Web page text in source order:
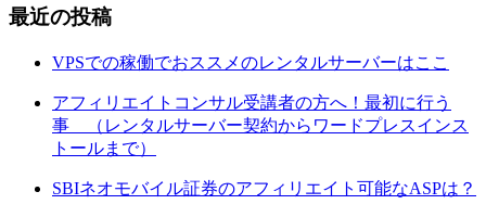
最近の投稿
VPSでの稼働でおススメのレンタルサーバーはここ
アフィリエイトコンサル受講者の方へ！最初に行う
事 （レンタルサーバー契約からワードプレスインス
トールまで）
SBIネオモバイル証券のアフィリエイト可能なASPは？